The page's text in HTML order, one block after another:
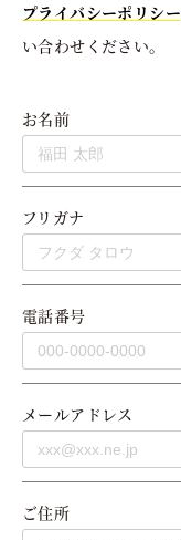
プライバシーポリシー
い合わせください。
お名前
フリガナ
電話番号
メールアドレス
ご住所